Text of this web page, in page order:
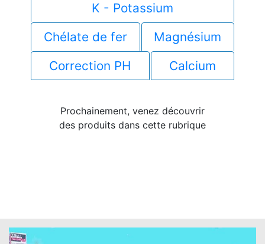
K - Potassium
Chélate de fer
Magnésium
Correction PH
Calcium
Prochainement, venez découvrir
des produits dans cette rubrique